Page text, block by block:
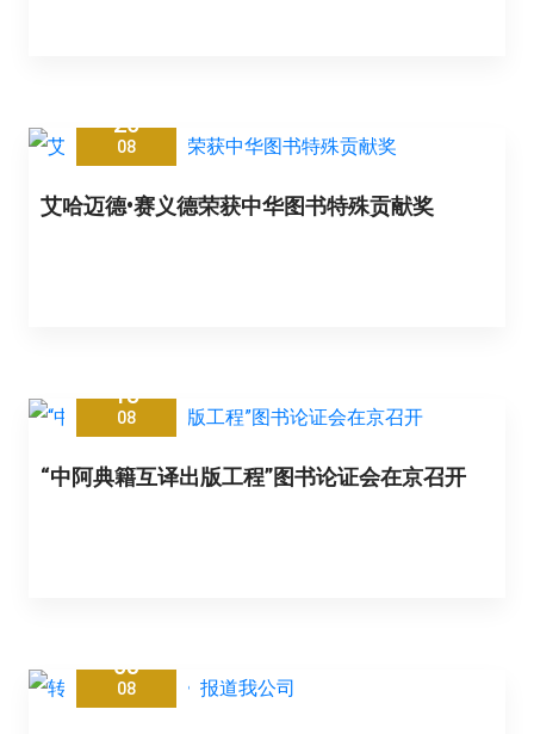
26
08
艾哈迈德•赛义德荣获中华图书特殊贡献奖
15
08
“中阿典籍互译出版工程”图书论证会在京召开
03
08